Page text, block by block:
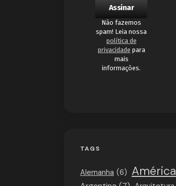
Não fazemos
spam! Leia nossa
política de
privacidade para
mais
informações.
TAGS
Alemanha (6) América